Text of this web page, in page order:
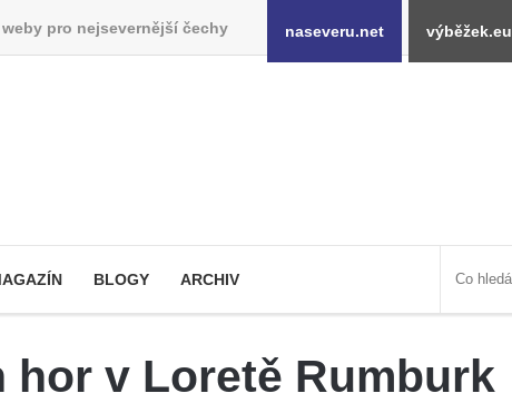
weby pro nejsevernější čechy naseveru.net výběžek.eu
BLOGY ARCHIV
v Loretě Rumburk